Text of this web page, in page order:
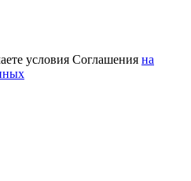
условия Соглашения на